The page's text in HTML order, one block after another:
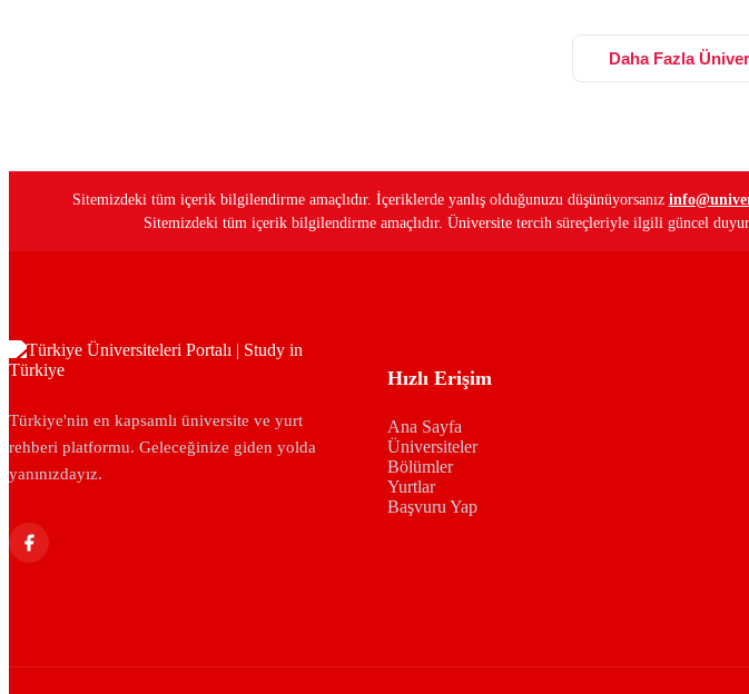
Daha Fazla
Sitemizdeki tüm içerik bilgilendirme amaçlıdır. İçeriklerde yanlış olduğunuzu düşünüyorsanız
Sitemizdeki tüm içerik bilgilendirme amaçlıdır. Üniversite tercih süreçleriyle ilgili güncel
Türkiye'nin en kapsamlı üniversite ve yurt
rehberi platformu. Geleceğinize giden yolda
yanınızdayız.
Hızlı Erişim
Ana Sayfa
Üniversiteler
Bölümler
Yurtlar
Başvuru Yap